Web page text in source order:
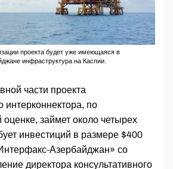
проекта будет уже имеющаяся в
инфраструктура на Каспии.
части проекта
интерконнектора, по
оценке, займет около четырех
инвестиций в размере $400
Азербайджан» со
директора консультативного